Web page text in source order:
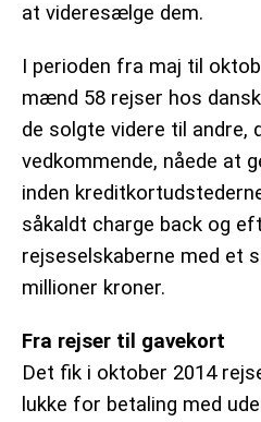
at videresælge dem.
I perioden fra maj til
mænd 58 rejser hos
de solgte videre til andre,
vedkommende, nåede at
inden
såkaldt charge back og
rejseselskaberne med et
millioner kroner.
Fra rejser til gavekort
Det fik i oktober 2014
lukke for betaling med